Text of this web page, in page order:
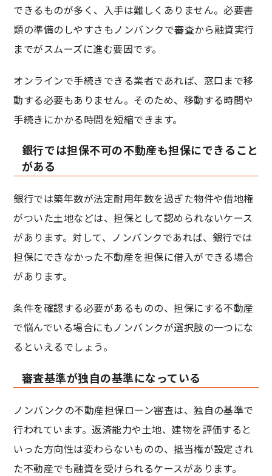
できるものが多く、入手は難しくありません。必要書
類の準備のしやすさもノンバンクで審査から融資実行
までがスムーズに進む要因です。
オンラインで手続きできる業者であれば、窓口まで移
動する必要もありません。そのため、移動する時間や
手続きにかかる時間を短縮できます。
銀行では担保不可の不動産も担保にできること
がある
銀行では築年数が法定耐用年数を過ぎた物件や借地権
がついた土地などは、担保として認められないケース
があります。対して、ノンバンクであれば、銀行では
担保にできなかった不動産を担保に借入ができる場合
があります。
条件を確認する必要があるものの、担保にする不動産
で悩んでいる場合にもノンバンクが選択肢の一つにな
るといえるでしょう。
審査基準が独自の基準になっている
ノンバンクの不動産担保ローン審査は、独自の基準で
行われています。返済能力や土地、建物を評価すると
いった方向性は変わらないものの、抵当権が設定され
た不動産でも融資を受けられるケースがあります。